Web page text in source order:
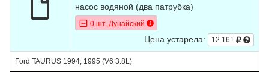
насос водяной (два патрубка)
0 шт. Дунайский
Цена устарела: 12.161
Ford TAURUS 1994, 1995 (V6 3.8L)